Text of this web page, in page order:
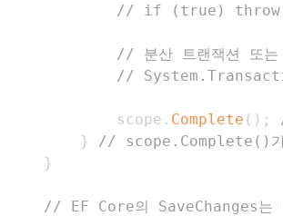
// if (true) throw
// 분산 트랜잭션 또는
//
            scope
. Complete ( ) ;
}
// scope.Complete()가
}
// EF Core의 SaveChanges는